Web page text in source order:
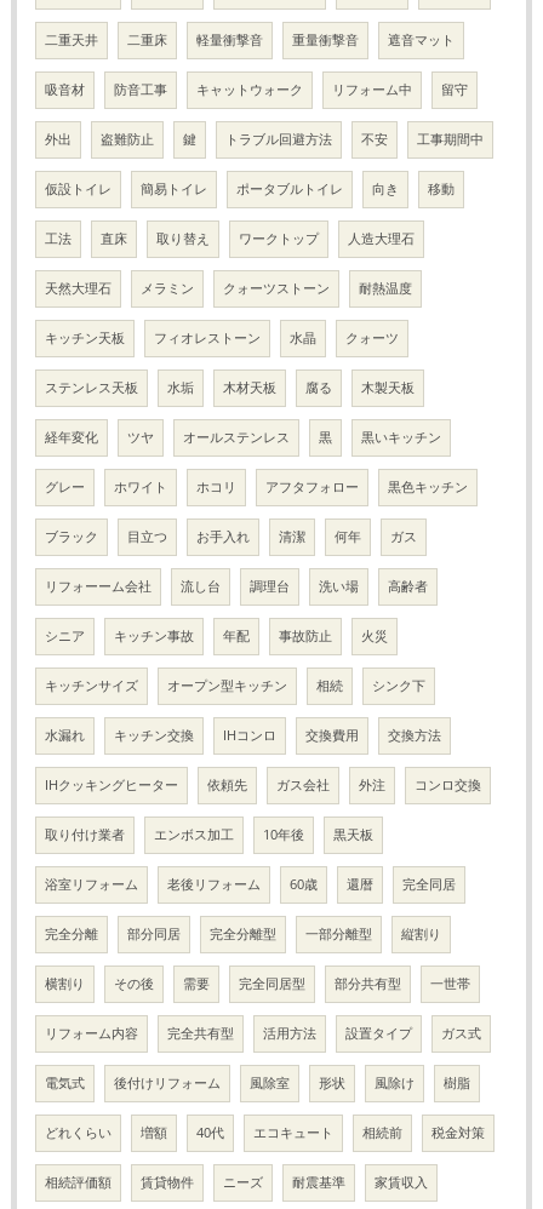
二重天井 二重床 軽量衝撃音 重量衝撃音 遮音マット
吸音材 防音工事 キャットウォーク リフォーム中 留守
外出 盗難防止 鍵 トラブル回避方法 不安 工事期間中
仮設トイレ 簡易トイレ ポータブルトイレ 向き 移動
工法 直床 取り替え ワークトップ 人造大理石
天然大理石 メラミン クォーツストーン 耐熱温度
キッチン天板 フィオレストーン 水晶 クォーツ
ステンレス天板 水垢 木材天板 腐る 木製天板
経年変化 ツヤ オールステンレス 黒 黒いキッチン
グレー ホワイト ホコリ アフタフォロー 黒色キッチン
ブラック 目立つ お手入れ 清潔 何年 ガス
リフォーーム会社 流し台 調理台 洗い場 高齢者
シニア キッチン事故 年配 事故防止 火災
キッチンサイズ オープン型キッチン 相続 シンク下
水漏れ キッチン交換 IHコンロ 交換費用 交換方法
IHクッキングヒーター 依頼先 ガス会社 外注 コンロ交換
取り付け業者 エンボス加工 10年後 黒天板
浴室リフォーム 老後リフォーム 60歳 還暦 完全同居
完全分離 部分同居 完全分離型 一部分離型 縦割り
横割り その後 需要 完全同居型 部分共有型 一世帯
リフォーム内容 完全共有型 活用方法 設置タイプ ガス式
電気式 後付けリフォーム 風除室 形状 風除け 樹脂
どれくらい 増額 40代 エコキュート 相続前 税金対策
相続評価額 賃貸物件 ニーズ 耐震基準 家賃収入